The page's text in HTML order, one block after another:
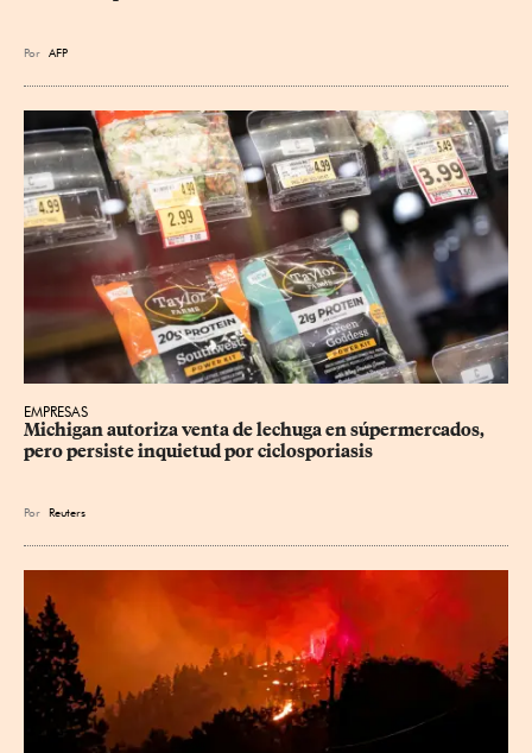
Por AFP
EMPRESAS
Michigan autoriza venta de lechuga en súpermercados,
pero persiste inquietud por ciclosporiasis
Por Reuters